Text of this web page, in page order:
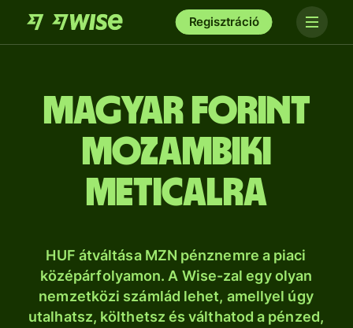
Regisztráció
magyar forint
mozambiki
meticalra
HUF átváltása MZN pénznemre a piaci
középárfolyamon. A Wise-zal egy olyan
nemzetközi számlád lehet, amellyel úgy
utalhatsz, költhetsz és válthatod a pénzed,